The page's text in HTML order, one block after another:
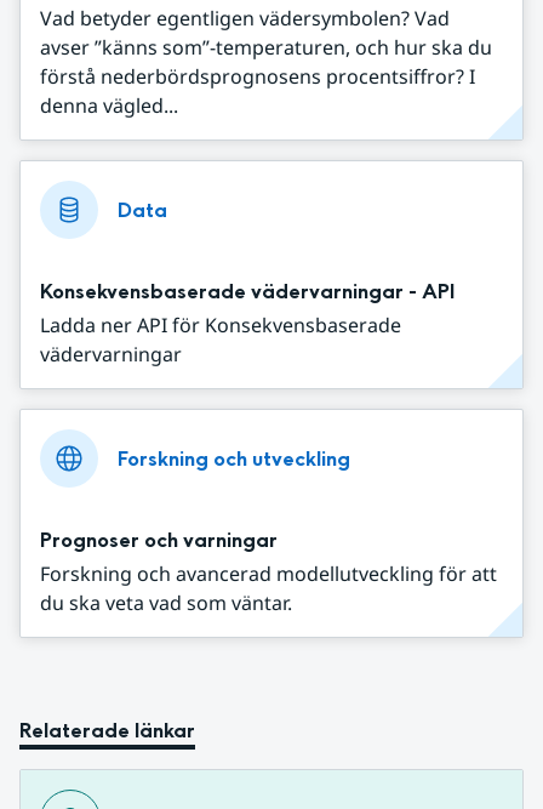
Vad betyder egentligen vädersymbolen? Vad
avser ”känns som”-temperaturen, och hur ska du
förstå nederbördsprognosens procentsiffror? I
denna vägled...
Data
Konsekvensbaserade vädervarningar - API
Ladda ner API för Konsekvensbaserade
vädervarningar
Forskning och utveckling
Prognoser och varningar
Forskning och avancerad modellutveckling för att
du ska veta vad som väntar.
Relaterade länkar